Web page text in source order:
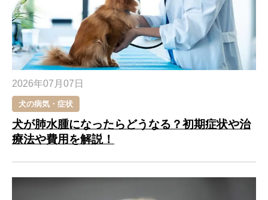
2026年07月07日
犬の病気・症状
犬が肺水腫になったらどうなる？初期症状や治
療法や費用を解説！